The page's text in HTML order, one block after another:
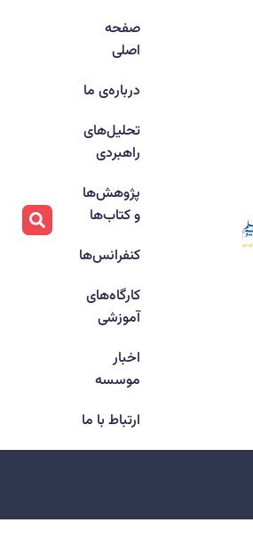
صفحه
اصلی
درباره‌ی ما
تحلیل‌های
راهبردی
پژوهش‌ها
و کتاب‌ها
کنفرانس‌ها
کارگاه‌های
آموزشی
اخبار
موسسه
ارتباط با ما